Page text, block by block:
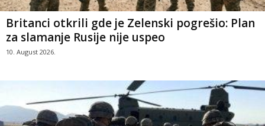
Britanci otkrili gde je Zelenski pogrešio: Plan
za slamanje Rusije nije uspeo
10. August 2026.